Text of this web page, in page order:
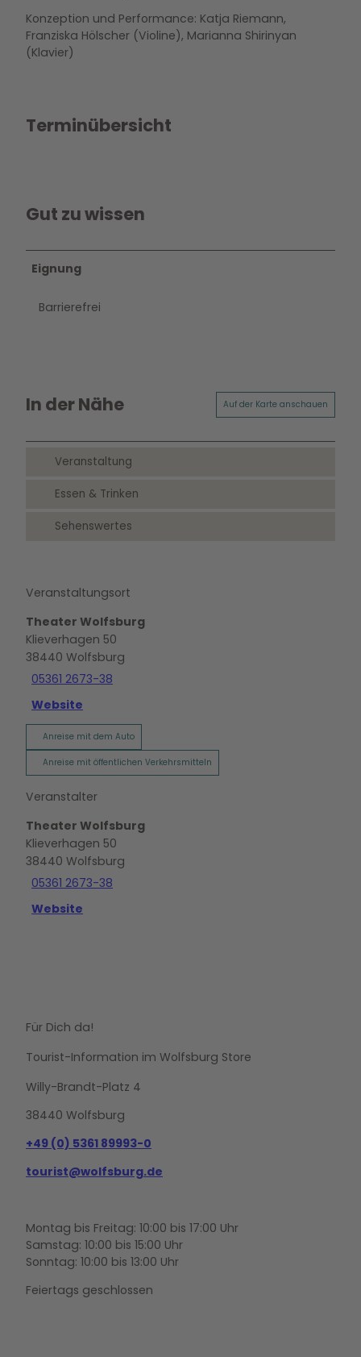
Konzeption und Performance: Katja Riemann,
Franziska Hölscher (Violine), Marianna Shirinyan
(Klavier)
Terminübersicht
Gut zu wissen
Eignung
Barrierefrei
In der Nähe Auf der Karte anschauen
Veranstaltung
Essen & Trinken
Sehenswertes
Veranstaltungsort
Theater Wolfsburg
Klieverhagen 50
38440 Wolfsburg
05361 2673-38
Website
Anreise mit dem Auto
Anreise mit öffentlichen Verkehrsmitteln
Veranstalter
Theater Wolfsburg
Klieverhagen 50
38440 Wolfsburg
05361 2673-38
Website
Für Dich da!
Tourist-Information im Wolfsburg Store
Willy-Brandt-Platz 4
38440 Wolfsburg
+49 (0) 5361 89993-0
tourist@wolfsburg.de
Montag bis Freitag: 10:00 bis 17:00 Uhr
Samstag: 10:00 bis 15:00 Uhr
Sonntag: 10:00 bis 13:00 Uhr
Feiertags geschlossen